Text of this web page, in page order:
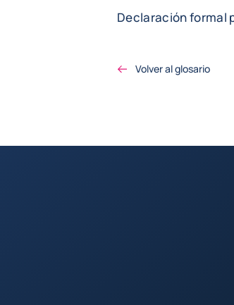
Declaración formal
Volver al glosario